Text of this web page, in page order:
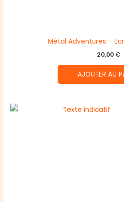
Métal Adventures –
20,00 €
AJOUTER AU